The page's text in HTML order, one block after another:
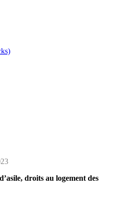
droits au logement des